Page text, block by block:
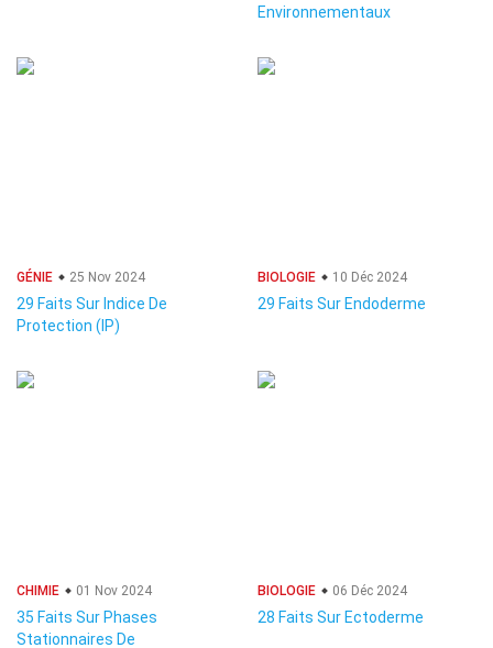
Environnementaux
GÉNIE 25 Nov 2024
29 Faits Sur Indice De
Protection (IP)
BIOLOGIE 10 Déc 2024
29 Faits Sur Endoderme
CHIMIE 01 Nov 2024
35 Faits Sur Phases
Stationnaires De
BIOLOGIE 06 Déc 2024
28 Faits Sur Ectoderme